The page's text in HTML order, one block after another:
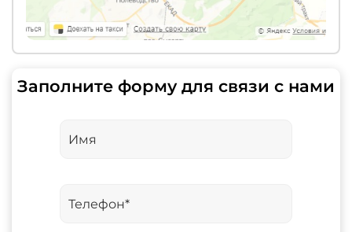
Заполните форму для связи с нами